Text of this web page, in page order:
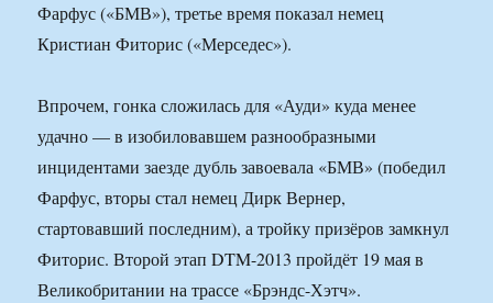
Фарфус («БМВ»), третье время показал немец
Кристиан Фиторис («Мерседес»).
Впрочем, гонка сложилась для «Ауди» куда менее
удачно — в изобиловавшем разнообразными
инцидентами заезде дубль завоевала «БМВ» (победил
Фарфус, вторы стал немец Дирк Вернер,
стартовавший последним), а тройку призёров замкнул
Фиторис. Второй этап DTM-2013 пройдёт 19 мая в
Великобритании на трассе «Брэндс-Хэтч».